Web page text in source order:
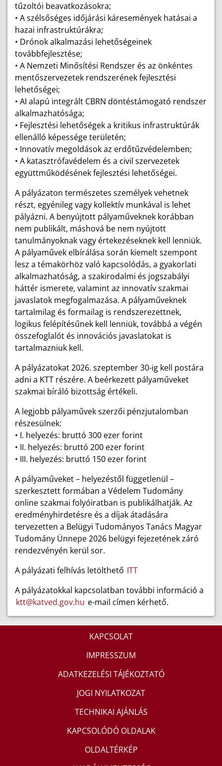
tűzoltói beavatkozásokra;
• A szélsőséges időjárási káresemények hatásai a
hazai infrastruktúrákra;
• Drónok alkalmazási lehetőségeinek
továbbfejlesztése;
• A Nemzeti Minősítési Rendszer és az önkéntes
mentőszervezetek rendszerének fejlesztési
lehetőségei;
• AI alapú integrált CBRN döntéstámogató rendszer
alkalmazhatósága;
• Fejlesztési lehetőségek a kritikus infrastruktúrák
ellenálló képessége területén;
• Innovatív megoldások az erdőtűzvédelemben;
• A katasztrófavédelem és a civil szervezetek
együttműködésének fejlesztési lehetőségei.
A pályázaton természetes személyek vehetnek
részt, egyénileg vagy kollektív munkával is lehet
pályázni. A benyújtott pályaműveknek korábban
nem publikált, máshová be nem nyújtott
tanulmányoknak vagy értekezéseknek kell lenniük.
A pályaművek elbírálása során kiemelt szempont
lesz a témakörhöz való kapcsolódás, a gyakorlati
alkalmazhatóság, a szakirodalmi és jogszabályi
háttér ismerete, valamint az innovatív szakmai
javaslatok megfogalmazása. A pályaműveknek
tartalmilag és formailag is rendszerezettnek,
logikus felépítésűnek kell lenniük, továbbá a végén
összefoglalót és innovációs javaslatokat is
tartalmazniuk kell.
A pályázatokat 2026. szeptember 30-ig kell postára
adni a KTT részére. A beérkezett pályaműveket
szakmai bíráló bizottság értékeli.
A legjobb pályaművek szerzői pénzjutalomban
részesülnek:
• I. helyezés: bruttó 300 ezer forint
• II. helyezés: bruttó 200 ezer forint
• III. helyezés: bruttó 150 ezer forint
A pályaműveket – helyezéstől függetlenül –
szerkesztett formában a Védelem Tudomány
online szakmai folyóiratban is publikálhatják. Az
eredményhirdetésre és a díjak átadására
tervezetten a Belügyi Tudományos Tanács Magyar
Tudomány Ünnepe 2026 belügyi fejezetének záró
rendezvényén kerül sor.
A pályázati felhívás letölthető ITT
A pályázatokkal kapcsolatban további információ a
ktt@katved.gov.hu e-mail címen kérhető.
KAPCSOLAT
IMPRESSZUM
ADATKEZELÉSI TÁJÉKOZTATÓ
JOGI NYILATKOZAT
TECHNIKAI AJÁNLÁS
KAPCSOLÓDÓ OLDALAK
OLDALTÉRKÉP